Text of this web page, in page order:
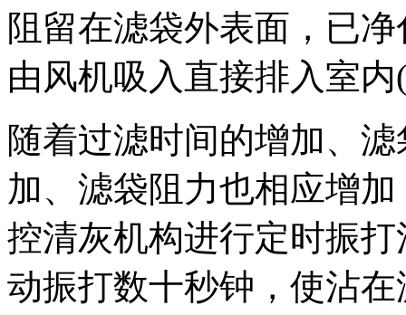
阻留在滤袋外表面，已
由风机吸入直接排入室
随着过滤时间的增加、
加、滤袋阻力也相应增
控清灰机构进行定时振
动振打数十秒钟，使沾